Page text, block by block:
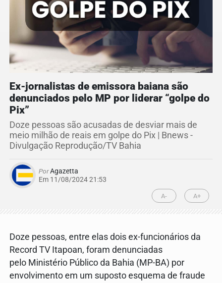
Ex-jornalistas de emissora baiana são
denunciados pelo MP por liderar “golpe do
Pix”
Doze pessoas são acusadas de desviar mais de
meio milhão de reais em golpe do Pix | Bnews -
Divulgação Reprodução/TV Bahia
PorAgazetta
Em 11/08/2024 21:53
A- A+
Doze pessoas, entre elas dois ex-funcionários da
Record TV Itapoan, foram denunciadas
pelo Ministério Público da Bahia (MP-BA) por
envolvimento em um suposto esquema de fraude